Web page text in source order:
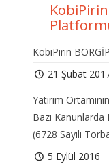
KobiPirin
21 Şubat
Yatırım
Bazı Kanunlarda
(6728 Sayılı
5 Eylül 2016